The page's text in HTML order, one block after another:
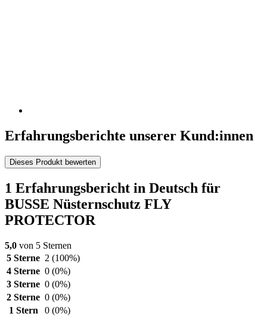
Erfahrungsberichte unserer Kund:innen
Dieses Produkt bewerten
1 Erfahrungsbericht in Deutsch für
BUSSE Nüsternschutz FLY
PROTECTOR
5,0 von 5 Sternen
5 Sterne 2 (100%)
4 Sterne 0 (0%)
3 Sterne 0 (0%)
2 Sterne 0 (0%)
1 Stern
0 (0%)